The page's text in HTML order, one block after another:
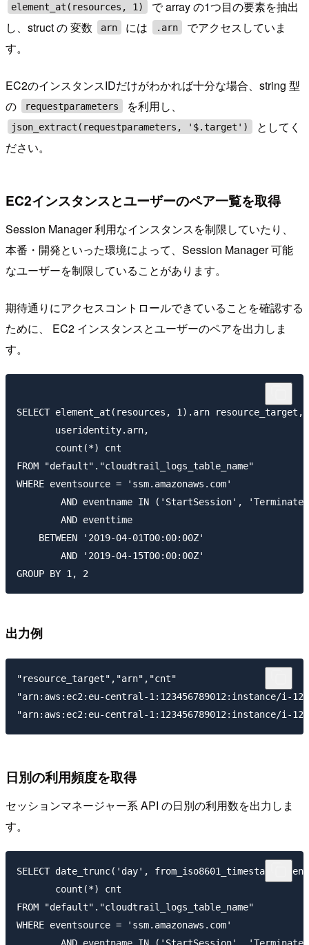
element_at(resources, 1)
で array の1つ目の要素を抽出
し、struct の 変数
arn には .arn
でアクセスしていま
す。
EC2のインスタンスIDだけがわかれば十分な場合、string 型
の
requestparameters を利用し、
json_extract(requestparameters, '$.target')
としてく
ださい。
EC2インスタンスとユーザーのペア一覧を取得
Session Manager 利用なインスタンスを制限していたり、
本番・開発といった環境によって、Session Manager 可能
なユーザーを制限していることがあります。
期待通りにアクセスコントロールできていることを確認する
ために、 EC2 インスタンスとユーザーのペアを出力しま
す。
SELECT element_at(resources, 1).arn resource_target,
       useridentity.arn,
       count(*) cnt
FROM "default"."cloudtrail_logs_table_name"
WHERE eventsource = 'ssm.amazonaws.com'
AND eventname IN ('StartSession',
        AND eventtime
    BETWEEN '2019-04-01T00:00:00Z'
        AND '2019-04-15T00:00:00Z'
出力例
"resource_target","arn","cnt"
"arn:aws:ec2:eu-central-1:123456789012:instance/i-
日別の利用頻度を取得
セッションマネージャー系 API の日別の利用数を出力しま
す。
SELECT date_trunc('day',
       count(*) cnt
FROM "default"."cloudtrail_logs_table_name"
WHERE eventsource = 'ssm.amazonaws.com'